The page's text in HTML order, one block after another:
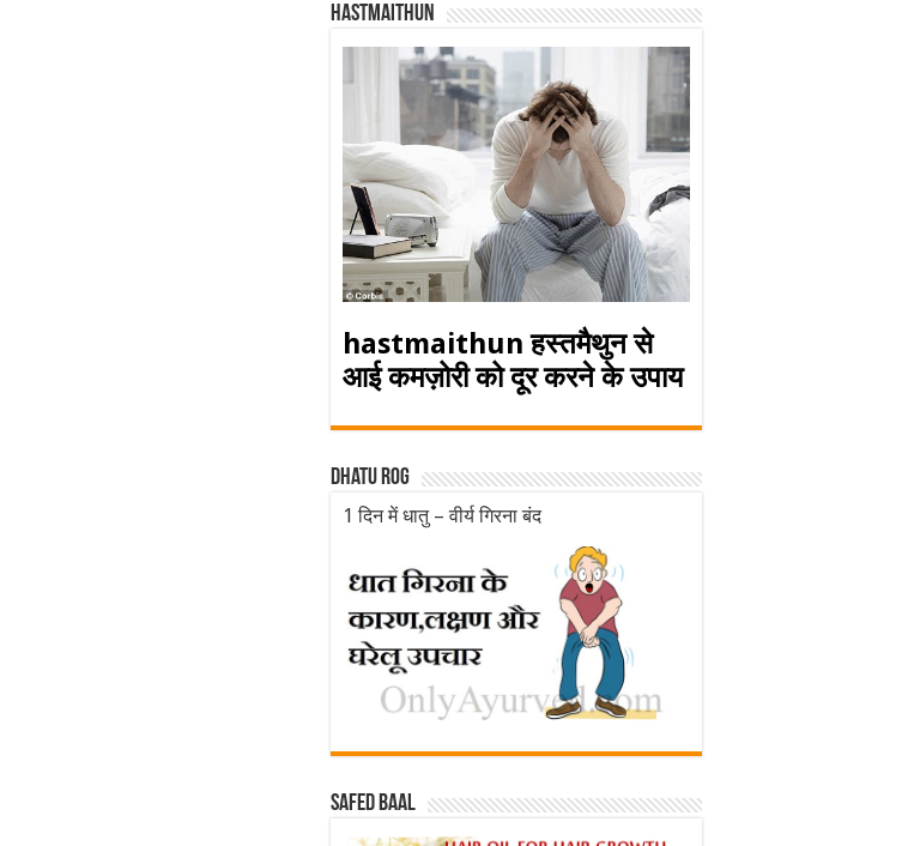
Hastmaithun
hastmaithun हस्तमैथुन से
आई कमज़ोरी को दूर करने के उपाय
Dhatu rog
1 दिन में धातु – वीर्य गिरना बंद
Safed baal